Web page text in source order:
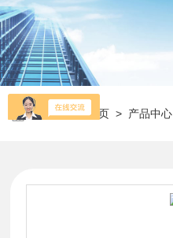
当前位置：首页 > 产品中心